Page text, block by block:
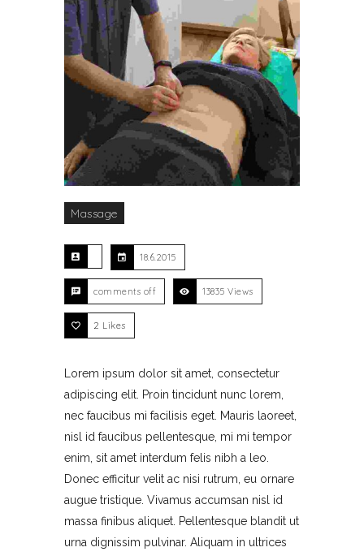
Massage
18.6.2015
comments off 13835 Views
2 Likes
Lorem ipsum dolor sit amet, consectetur
adipiscing elit. Proin tincidunt nunc lorem,
nec faucibus mi facilisis eget. Mauris laoreet,
nisl id faucibus pellentesque, mi mi tempor
enim, sit amet interdum felis nibh a leo.
Donec efficitur velit ac nisi rutrum, eu ornare
augue tristique. Vivamus accumsan nisl id
massa finibus aliquet. Pellentesque blandit ut
urna dignissim pulvinar. Aliquam in ultrices